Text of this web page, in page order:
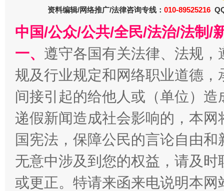
千年窑火 生生不息 一
资料编辑/网络推广/法律咨询专线： 010-89525216
中国/公众/公共/全民/法治/法制/
一、 遵守各国有关法律、法规
规及行业规定和网络职业道德
间接引起的给他人或（单位）
递假新闻造成社会影响的，本
国宪法，保障公民的言论自由
无意中涉及到您的权益，请及
或更正。特请来函来电说明本